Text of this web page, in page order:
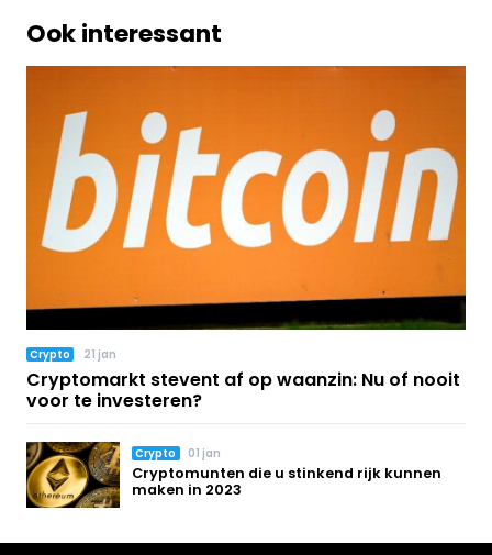
Ook interessant
Crypto 21 jan
Cryptomarkt stevent af op waanzin: Nu of nooit
voor te investeren?
Crypto 01 jan
Cryptomunten die u stinkend rijk kunnen
maken in 2023